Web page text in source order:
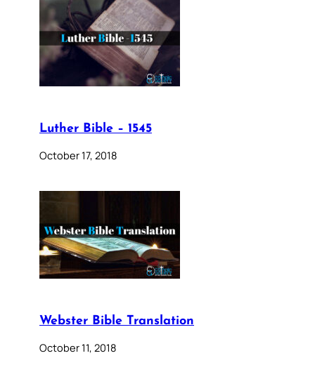
Luther Bible – 1545
October 17, 2018
Webster Bible Translation
October 11, 2018